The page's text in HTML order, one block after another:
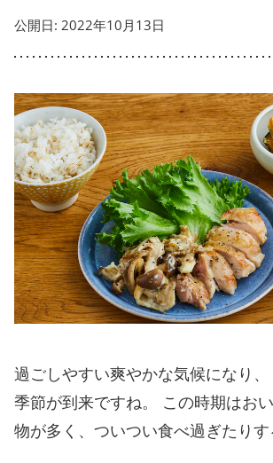
公開日: 2022年10月13日
過ごしやすい爽やかな気候になり
季節が到来ですね。 この時期はお
物が多く、ついつい食べ過ぎたりす